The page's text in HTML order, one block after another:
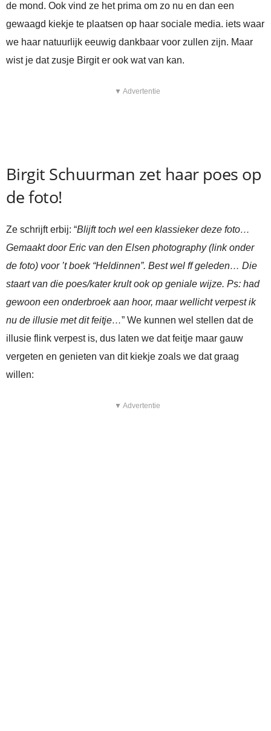
de mond. Ook vind ze het prima om zo nu en dan een
gewaagd kiekje te plaatsen op haar sociale media. iets waar
we haar natuurlijk eeuwig dankbaar voor zullen zijn. Maar
wist je dat zusje Birgit er ook wat van kan.
▼ Advertentie
Birgit Schuurman zet haar poes op
de foto!
Ze schrijft erbij: “Blijft toch wel een klassieker deze foto…
Gemaakt door Eric van den Elsen photography (link onder
de foto) voor ’t boek “Heldinnen”. Best wel ff geleden… Die
staart van die poes/kater krult ook op geniale wijze. Ps: had
gewoon een onderbroek aan hoor, maar wellicht verpest ik
nu de illusie met dit feitje…” We kunnen wel stellen dat de
illusie flink verpest is, dus laten we dat feitje maar gauw
vergeten en genieten van dit kiekje zoals we dat graag
willen:
▼ Advertentie